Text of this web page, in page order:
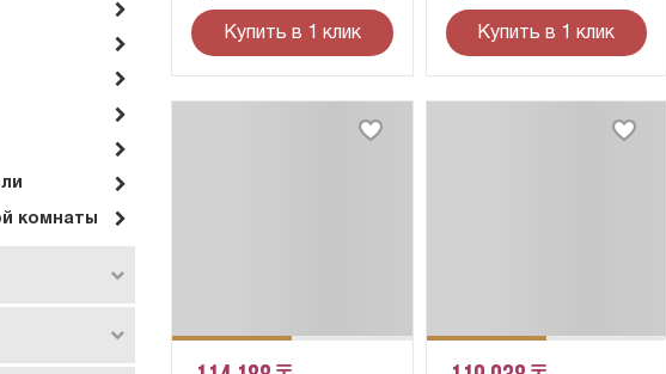
комнаты
Купить в 1 клик Купить в 1 клик